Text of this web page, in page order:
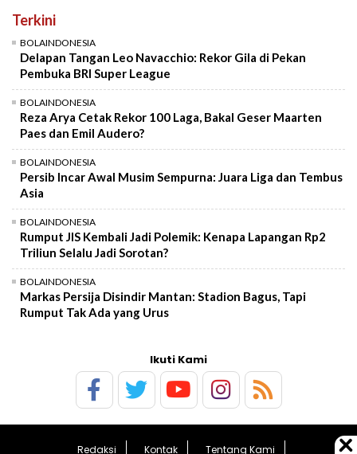
Terkini
BOLAINDONESIA
Delapan Tangan Leo Navacchio: Rekor Gila di Pekan
Pembuka BRI Super League
BOLAINDONESIA
Reza Arya Cetak Rekor 100 Laga, Bakal Geser Maarten
Paes dan Emil Audero?
BOLAINDONESIA
Persib Incar Awal Musim Sempurna: Juara Liga dan Tembus
Asia
BOLAINDONESIA
Rumput JIS Kembali Jadi Polemik: Kenapa Lapangan Rp2
Triliun Selalu Jadi Sorotan?
BOLAINDONESIA
Markas Persija Disindir Mantan: Stadion Bagus, Tapi
Rumput Tak Ada yang Urus
Ikuti Kami
Redaksi Kontak Tentang Kami